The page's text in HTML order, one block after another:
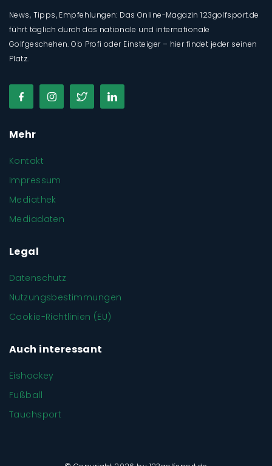
News, Tipps, Empfehlungen: Das Online-Magazin 123golfsport.de
führt täglich durch das nationale und internationale
Golfgeschehen. Ob Profi oder Einsteiger – hier findet jeder seinen
Platz.
Mehr
Kontakt
Impressum
Mediathek
Mediadaten
Legal
Datenschutz
Nutzungsbestimmungen
Cookie-Richtlinien (EU)
Auch interessant
Eishockey
Fußball
Tauchsport